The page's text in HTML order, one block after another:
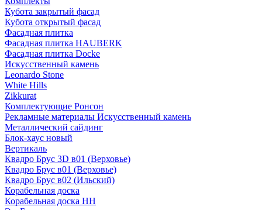
Кубота закрытый фасад
Кубота открытый фасад
Фасадная плитка
Фасадная плитка HAUBERK
Фасадная плитка Docke
Искусственный камень
Leonardo Stone
White Hills
Zikkurat
Комплектующие Ронсон
Рекламные материалы Искусственный камень
Металлический сайдинг
Блок-хаус новый
Вертикаль
Квадро Брус 3D в01 (Верховье)
Квадро Брус в01 (Верховье)
Квадро Брус в02 (Ильский)
Корабельная доска
Корабельная доска НН